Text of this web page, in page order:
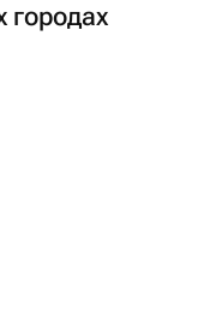
городах